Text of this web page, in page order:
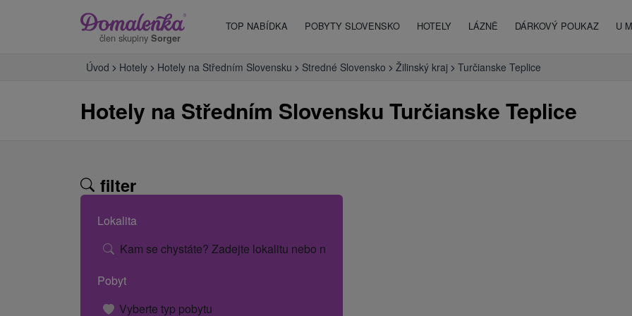
člen skupiny Sorger
TOP NABÍDKA POBYTY SLOVENSKO HOTELY LÁZNĚ DÁRKOVÝ POUKAZ U
Úvod Hotely Hotely na Středním Slovensku Stredné Slovensko Žilinský kraj Turčianske Teplice
Hotely na Středním Slovensku Turčianske Teplice
filter
Lokalita
Kam se chystáte? Zadejte lokalitu nebo název hotelu.
Pobyt
Vyberte typ pobytu